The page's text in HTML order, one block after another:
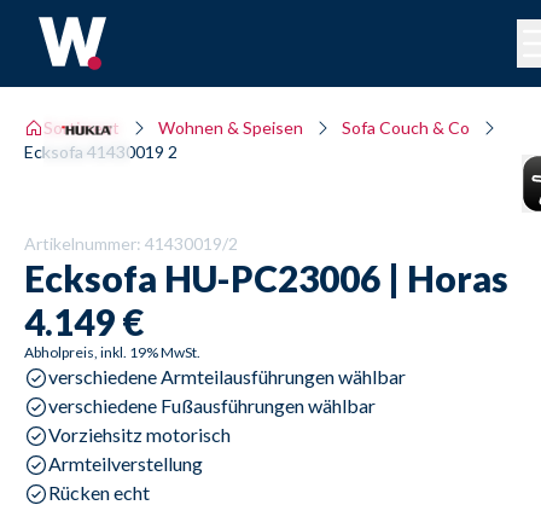
Sortiment Wohnen & Speisen
Sofa Couch & Co
Ecksofa 41430019 2
Artikelnummer: 41430019/2
Ecksofa HU-PC23006 | Horas
4.149 €
Abholpreis, inkl. 19% MwSt.
verschiedene Armteilausführungen wählbar
verschiedene Fußausführungen wählbar
Vorziehsitz motorisch
Armteilverstellung
Rücken echt